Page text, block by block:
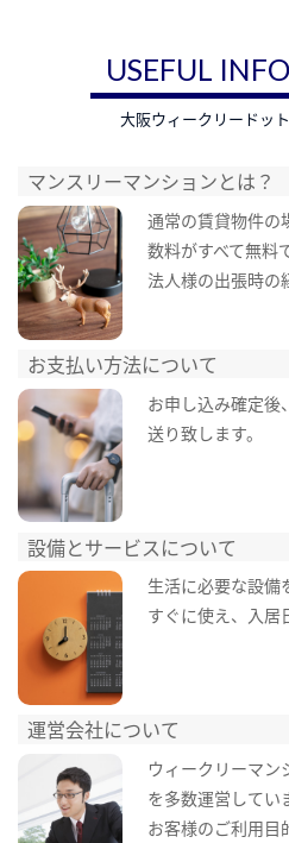
USEFUL
大阪ウィークリードッ
マンスリーマンションとは？
通常の賃貸物件の
数料がすべて無料
法人様の出張時の
お支払い方法について
お申し込み確定後
送り致します。
設備とサービスについて
生活に必要な設備
すぐに使え、入居
運営会社について
ウィークリーマン
を多数運営してい
お客様のご利用目